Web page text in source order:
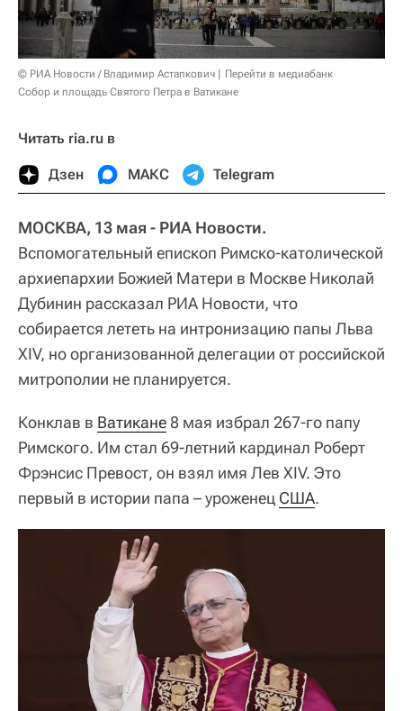
© РИА Новости / Владимир Астапкович
Перейти в медиабанк
Собор и площадь Святого Петра в Ватикане
Читать ria.ru в
Дзен МАКС Telegram
МОСКВА, 13 мая - РИА Новости.
Вспомогательный епископ Римско-католической
архиепархии Божией Матери в Москве Николай
Дубинин рассказал РИА Новости, что
собирается лететь на интронизацию папы Льва
XIV, но организованной делегации от российской
митрополии не планируется.
Конклав в Ватикане 8 мая избрал 267-го папу
Римского. Им стал 69-летний кардинал Роберт
Фрэнсис Превост, он взял имя Лев XIV. Это
первый в истории папа – уроженец США.